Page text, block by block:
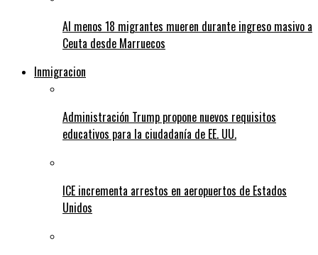
Al menos 18 migrantes mueren durante ingreso masivo a
Ceuta desde Marruecos
Inmigracion
Administración Trump propone nuevos requisitos
educativos para la ciudadanía de EE. UU.
ICE incrementa arrestos en aeropuertos de Estados
Unidos